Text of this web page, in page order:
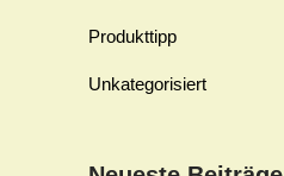
Produkttipp
Unkategorisiert